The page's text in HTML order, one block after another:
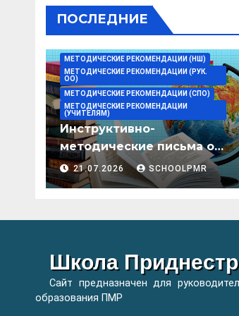
ПОСЛЕДНИЕ
МЕТОДИЧЕСКИЕ РЕКОМЕНДАЦИИ (НШ)
МЕТОДИЧЕСКИЕ РЕКОМЕНДАЦИИ (РУК.
ОО)
МЕТОДИЧЕСКИЕ РЕКОМЕНДАЦИИ (СПО)
МЕТОДИЧЕСКИЕ РЕКОМЕНДАЦИИ
(УЧИТЕЛЯМ)
Инструктивно-
методические письма о
преподавании учебных
предметов/дисциплин в
образования ПМР на
21.07.2026 SCHOOLPMR
Школа
Сайт предназначен для
образования ПМР